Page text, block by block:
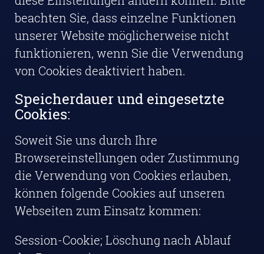
beachten Sie, dass einzelne Funktionen
unserer Website möglicherweise nicht
funktionieren, wenn Sie die Verwendung
von Cookies deaktiviert haben.
Speicherdauer und eingesetzte
Cookies:
Soweit Sie uns durch Ihre
Browsereinstellungen oder Zustimmung
die Verwendung von Cookies erlauben,
können folgende Cookies auf unseren
Webseiten zum Einsatz kommen:
Session-Cookie; Löschung nach Ablauf